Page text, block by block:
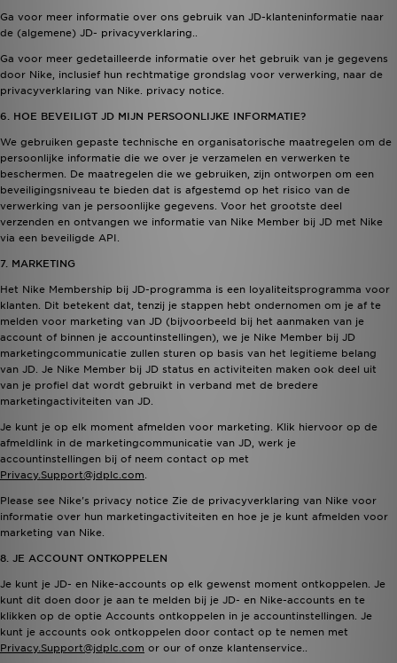
Ga voor meer informatie over ons gebruik van JD-klanteninformatie naar
de (algemene) JD- privacyverklaring..
Ga voor meer gedetailleerde informatie over het gebruik van je gegevens
door Nike, inclusief hun rechtmatige grondslag voor verwerking, naar de
privacyverklaring van Nike. privacy notice.
6. HOE BEVEILIGT JD MIJN PERSOONLIJKE INFORMATIE?
We gebruiken gepaste technische en organisatorische maatregelen om de
persoonlijke informatie die we over je verzamelen en verwerken te
beschermen. De maatregelen die we gebruiken, zijn ontworpen om een
beveiligingsniveau te bieden dat is afgestemd op het risico van de
verwerking van je persoonlijke gegevens. Voor het grootste deel
verzenden en ontvangen we informatie van Nike Member bij JD met Nike
via een beveiligde API.
7. MARKETING
Het Nike Membership bij JD-programma is een loyaliteitsprogramma voor
klanten. Dit betekent dat, tenzij je stappen hebt ondernomen om je af te
melden voor marketing van JD (bijvoorbeeld bij het aanmaken van je
account of binnen je accountinstellingen), we je Nike Member bij JD
marketingcommunicatie zullen sturen op basis van het legitieme belang
van JD. Je Nike Member bij JD status en activiteiten maken ook deel uit
van je profiel dat wordt gebruikt in verband met de bredere
marketingactiviteiten van JD.
Je kunt je op elk moment afmelden voor marketing. Klik hiervoor op de
afmeldlink in de marketingcommunicatie van JD, werk je
accountinstellingen bij of neem contact op met
Privacy.Support@jdplc.com.
Please see Nike's privacy notice Zie de privacyverklaring van Nike voor
informatie over hun marketingactiviteiten en hoe je je kunt afmelden voor
marketing van Nike.
8. JE ACCOUNT ONTKOPPELEN
Je kunt je JD- en Nike-accounts op elk gewenst moment ontkoppelen. Je
kunt dit doen door je aan te melden bij je JD- en Nike-accounts en te
klikken op de optie Accounts ontkoppelen in je accountinstellingen. Je
kunt je accounts ook ontkoppelen door contact op te nemen met
Privacy.Support@jdplc.com or our of onze klantenservice..